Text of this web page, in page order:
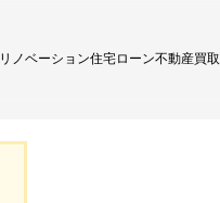
リノベーション住宅ローン不動産買取